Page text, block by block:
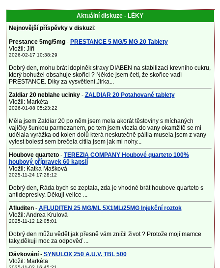
Aktuální diskuze - LÉKY
Nejnovější příspěvky v diskuzi:
Prestance 5mg/5mg- PRESTANCE 5 MG/5 MG 20 Tablety
Vložil: Jiří
2026-02-17 10:38:29
Dobrý den, mohu brát idoplněk stravy DIABEN na stabilizaci krevního cukru,
který bohužel obsahuje skořici ? Někde jsem četl, že skořice vadí
PRESTANCE. Díky za vysvětlení.Jirka...
Zaldiar 20 neblahe ucinky- ZALDIAR 20 Potahované tablety
Vložil: Markéta
2026-01-08 05:23:22
Měla jsem Zaldiar 20 po něm jsem mela akorát těstoviny s míchaných
vajíčky šunkou parmezanem, po tem jsem vlezla do vany okamžitě se mi
udělala vyrážka od kolen dolů která neskutečně pálila musela jsem z vany
vylest bolesti sem brečela cítila jsem jak mi nohy...
Houbove quarteto- TEREZIA COMPANY Houbové quarteto 100%
houbový přípravek 60 kapslí
Vložil: Katka Mašková
2025-11-24 17:28:12
Dobrý den, Ráda bych se zeptala, zda je vhodné brát houbove quarteto s
antidepresivy. Děkuji velice ...
Afluditen- AFLUDITEN 25 MG/ML 5X1ML/25MG Injekční roztok
Vložil: Andrea Krulová
2025-11-12 12:05:01
Dobrý den můžu vědět jak přesně vám zničil život ? Protože mojí mamce
taky,děkuji moc za odpověď ...
Dávkování - SYNULOX 250 A.U.V. TBL 500
Vložil: Markéta